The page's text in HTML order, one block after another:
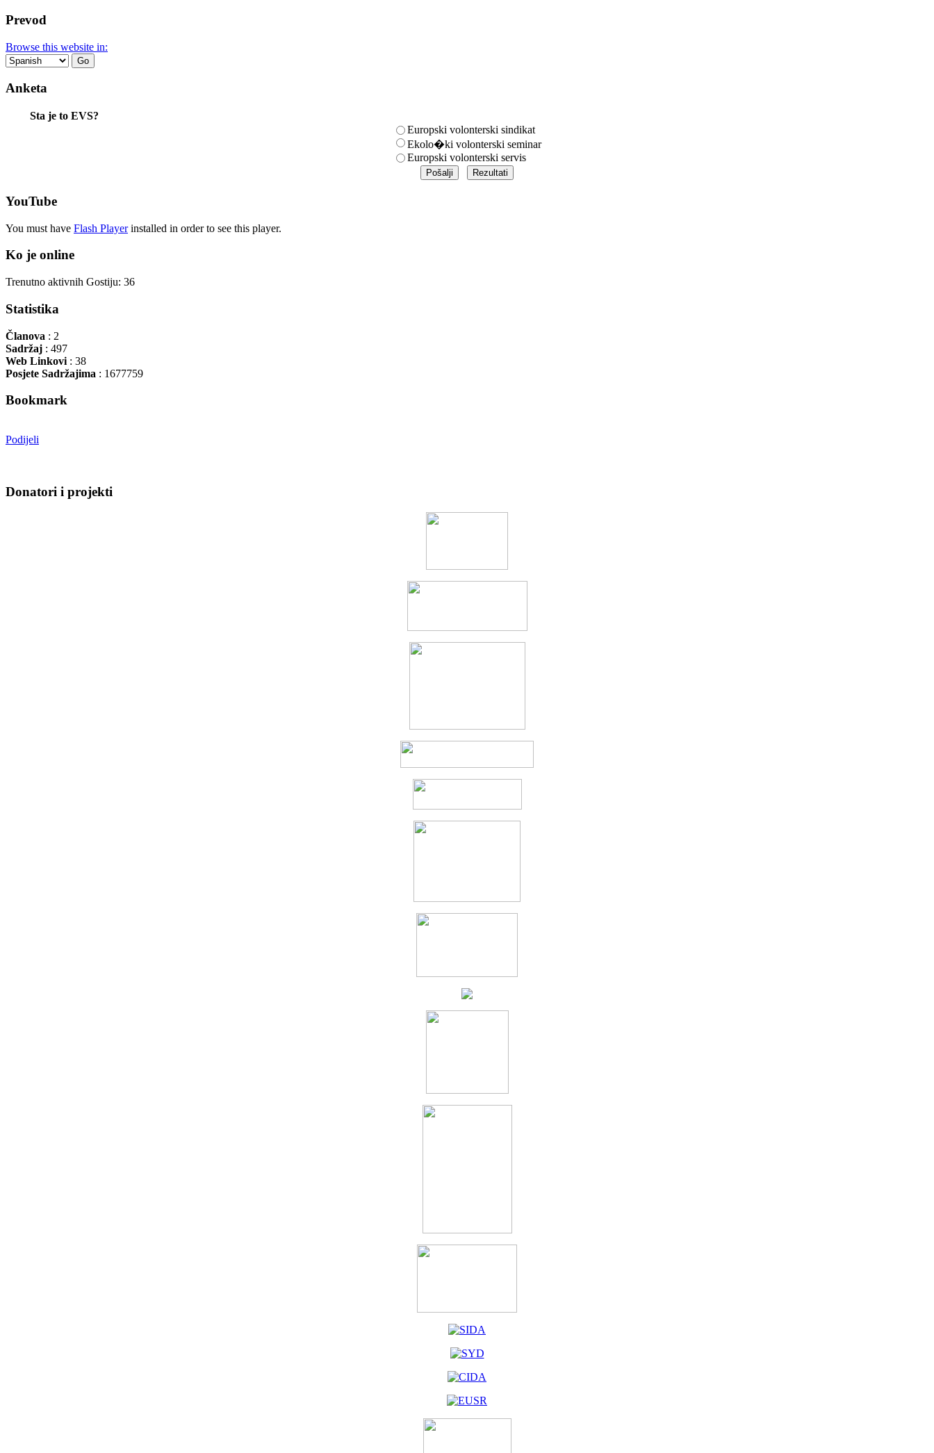
Prevod
Browse this website in:
Anketa
Sta je to EVS?
Europski volonterski sindikat
Ekolo�ki volonterski seminar
Europski volonterski servis
YouTube
You must have Flash Playerinstalled in order to see this player.
Ko je online
Trenutno aktivnih Gostiju: 36
Statistika
Članova : 2
Sadržaj : 497
Web Linkovi : 38
Posjete Sadržajima : 1677759
Bookmark
Podijeli
Donatori i projekti